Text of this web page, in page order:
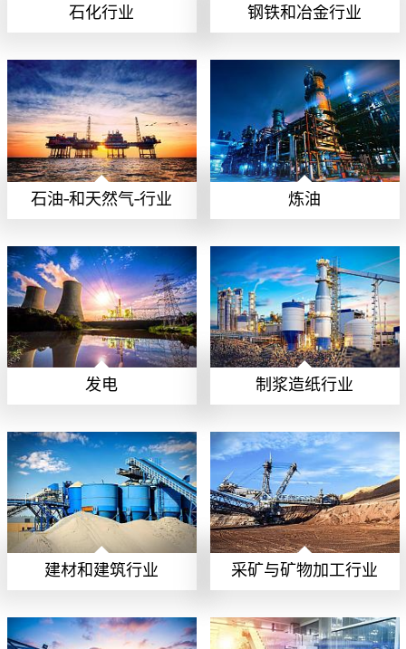
石化行业 钢铁和冶金行业
石油-和天然气-行业 炼油
发电 制浆造纸行业
建材和建筑行业 采矿与矿物加工行业